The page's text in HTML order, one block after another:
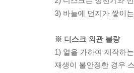
3) 바늘에 먼지가 쌓이
※ 디스크 외관 불량
1) 열을 가하여 제작하
재생이 불안정한 경우